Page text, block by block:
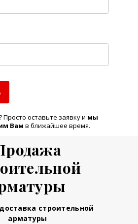
оставьте заявку и мы
Вам в ближайшее время.
строительной
арматуры